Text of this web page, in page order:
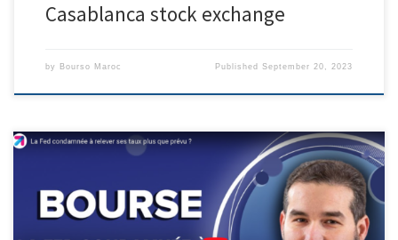
Casablanca stock exchange
by Bourso Maroc PublishedSeptember 20, 2023